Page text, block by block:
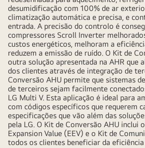
desumidificação com 100% de ar
climatização automática e precisa, e
entrada. A precisão do controlo é
compressores Scroll Inverter
custos energéticos, melhoram a
reduzem a emissão de ruído. O Kit de
outra solução apresentada na AHR que
dos clientes através de integração de
Conversão AHU permite que sistemas
de terceiros sejam facilmente
LG Multi V. Esta aplicação é ideal para
com códigos específicos que requerem
especificações que vão além das
pela LG. O Kit de Conversão AHU inclui
Expansion Value (EEV) e o Kit de
todos os clientes beneficiar da eficiência